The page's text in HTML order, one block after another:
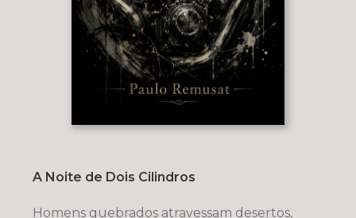
A Noite de Dois Cilindros
Homens quebrados atravessam desertos,